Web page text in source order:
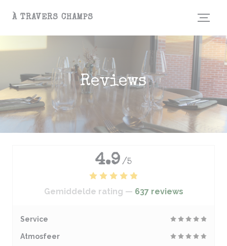
À TRAVERS CHAMPS
Reviews
4.9 /5
Gemiddelde rating — 637 reviews
Service
Atmosfeer